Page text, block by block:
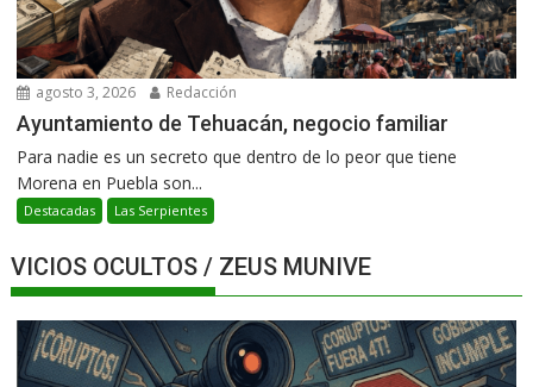
agosto 3, 2026 Redacción
Ayuntamiento de Tehuacán, negocio familiar
Para nadie es un secreto que dentro de lo peor que tiene
Morena en Puebla son...
Destacadas Las Serpientes
VICIOS OCULTOS / ZEUS MUNIVE